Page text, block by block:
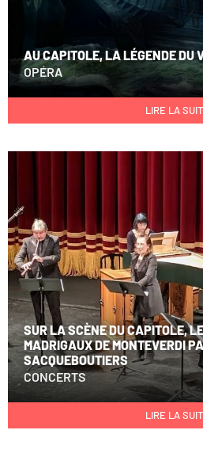
AU CAPITOLE, LA LÉGENDE DU
OPÉRA
LIRE LA
SUR LA SCÈNE DU CAPITOLE,
MADRIGAUX DE MONTEVERDI
SACQUEBOUTIERS
CONCERTS
LIRE LA